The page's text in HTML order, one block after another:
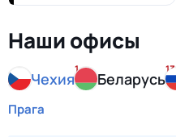
Наши офисы
Чехия
1
Беларусь
13
Прага